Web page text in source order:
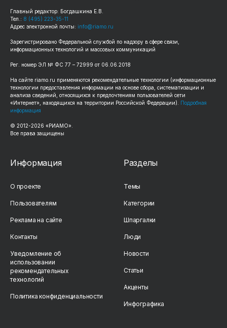
Главный редактор: Богдашкина Е.В.
Тел.: 8 (495) 223-35-11
Адрес электронной почты: info@riamo.ru
Зарегистрировано Федеральной службой по надзору в сфере связи,
информационных технологий и массовых коммуникаций
Рег. номер ЭЛ № ФС 77 – 72999 от 06.06.2018
На сайте riamo.ru применяются рекомендательные технологии (информационные
технологии предоставления информации на основе сбора, систематизации и
анализа сведений, относящихся к предпочтениям пользователей сети
«Интернет», находящихся на территории Российской Федерации). Подробная
информация
© 2012-2026 «РИАМО».
Все права защищены
Информация
О проекте
Пользователям
Реклама на сайте
Контакты
Уведомление об
использовании
рекомендательных
технологий
Политика конфиденциальности
Разделы
Темы
Категории
Шпаргалки
Люди
Новости
Статьи
Акценты
Инфографика